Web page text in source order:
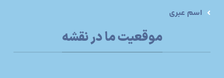
اسم عبری
موقعیت ما در نقشه